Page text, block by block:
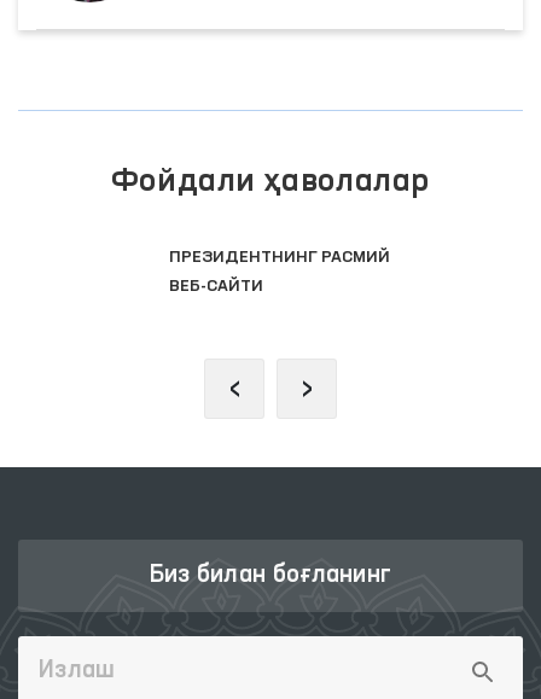
Фойдали ҳаволалар
ПРЕЗИДЕНТНИНГ РАСМИЙ
‹ ›
Биз билан боғланинг